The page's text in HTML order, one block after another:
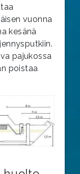
vuonna
kesänä
pajukossa
poistaa